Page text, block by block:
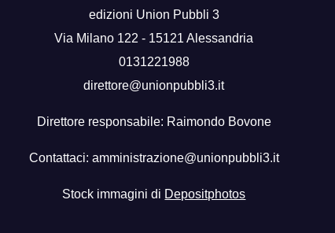
edizioni Union Pubbli 3
Via Milano 122 - 15121 Alessandria
0131221988
direttore@unionpubbli3.it
Direttore responsabile: Raimondo Bovone
Contattaci: amministrazione@unionpubbli3.it
Stock immagini di Depositphotos